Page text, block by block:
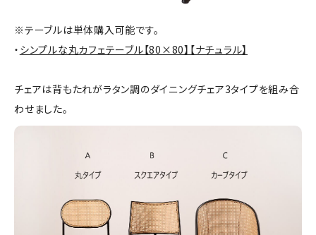
※テーブルは単体購入可能です。
・ シンプルな丸カフェテーブル【80×80】【ナチュラル】
チェアは背もたれがラタン調のダイニングチェア3タイプを組み合
わせました。